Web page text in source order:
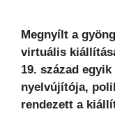
Megnyílt a
virtuális
19. század
nyelvújítója,
rendezett a